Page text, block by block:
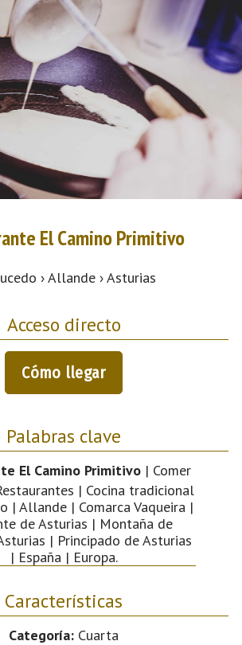
El Camino Primitivo
› Allande › Asturias
Acceso directo
Cómo llegar
Palabras clave
El Camino Primitivo| Comer
| Cocina tradicional
| Allande | Comarca Vaqueira |
de Asturias | Montaña de
| Principado de Asturias
| España | Europa.
Características
Categoría: Cuarta